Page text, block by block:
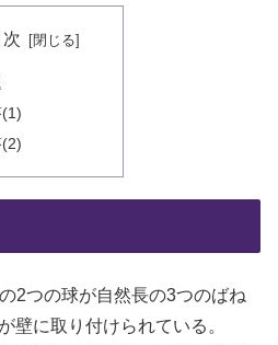
次
の2つの球が自然長の3つのばね
壁に取り付けられている。